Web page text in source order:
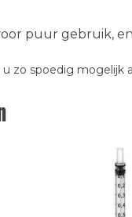
puur gebruik,
zo spoedig mogelijk